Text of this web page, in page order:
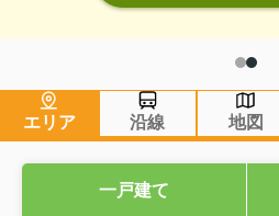
エリア 沿線 地図
一戸建て